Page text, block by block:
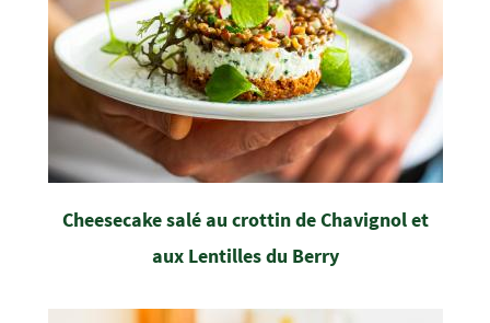
Cheesecake salé au crottin de Chavignol et
aux Lentilles du Berry